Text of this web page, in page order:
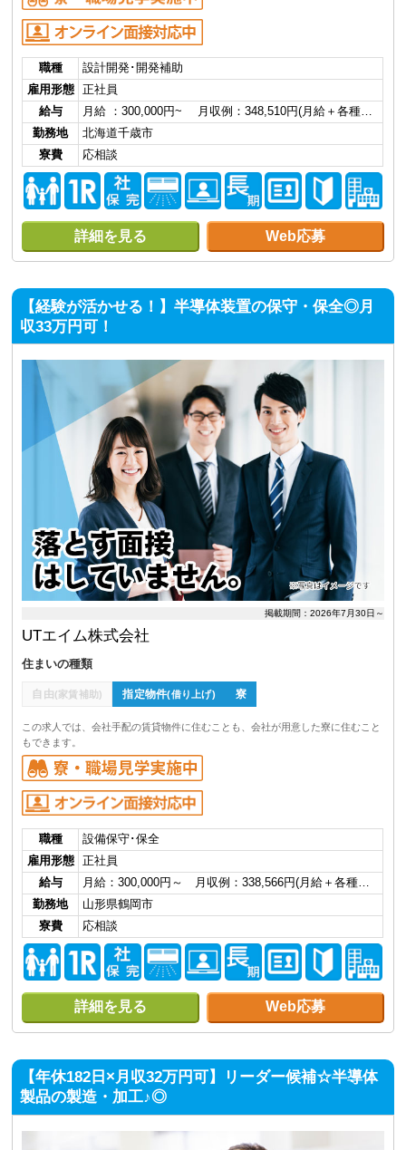
職種
設計開発･開発補助
雇用形態
正社員
給与
月給 ：300,000円~ 月収例：348,510円(月給＋各種…
勤務地
北海道千歳市
寮費
応相談
詳細を見る Web応募
【経験が活かせる！】半導体装置の保守・保全◎月
収33万円可！
掲載期間：2026年7月30日～
UTエイム株式会社
住まいの種類
自由(家賃補助) 指定物件(借り上げ) 寮
この求人では、会社手配の賃貸物件に住むことも、会社が用意した寮に住むこと
もできます。
職種
設備保守･保全
雇用形態
正社員
給与
月給：300,000円～ 月収例：338,566円(月給＋各種…
勤務地
山形県鶴岡市
寮費
応相談
詳細を見る Web応募
【年休182日×月収32万円可】リーダー候補☆半導体
製品の製造・加工♪◎